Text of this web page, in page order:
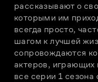
рассказывают о
которыми им
всегда просто,
шагом к лучшей
сопровождаются
актеров, играющих
все серии 1